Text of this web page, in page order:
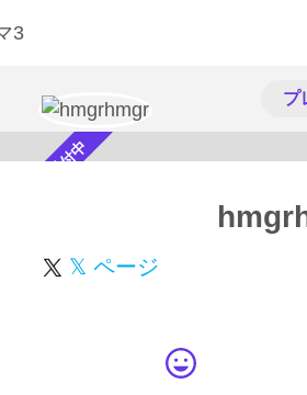
プ
スカウト受付中
𝕏 ページ